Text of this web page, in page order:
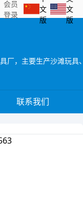
会员
登录
文
版
文
版
联系我们